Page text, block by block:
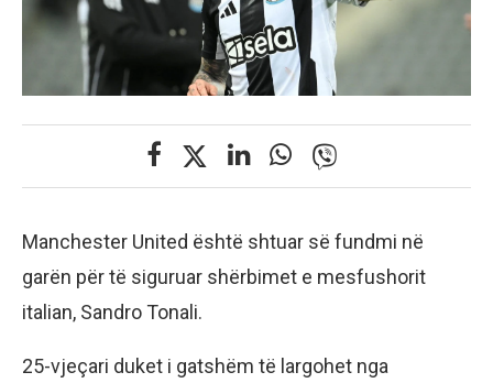
Manchester United është shtuar së fundmi në
garën për të siguruar shërbimet e mesfushorit
italian, Sandro Tonali.
25-vjeçari duket i gatshëm të largohet nga